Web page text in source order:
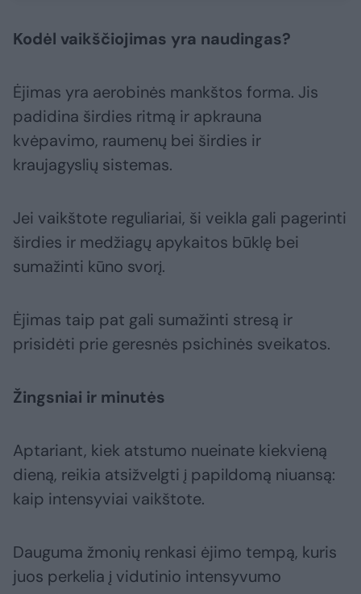
Kodėl vaikščiojimas yra naudingas?
Ėjimas yra aerobinės mankštos forma. Jis
padidina širdies ritmą ir apkrauna
kvėpavimo, raumenų bei širdies ir
kraujagyslių sistemas.
Jei vaikštote reguliariai, ši veikla gali pagerinti
širdies ir medžiagų apykaitos būklę bei
sumažinti kūno svorį.
Ėjimas taip pat gali sumažinti stresą ir
prisidėti prie geresnės psichinės sveikatos.
Žingsniai ir minutės
Aptariant, kiek atstumo nueinate kiekvieną
dieną, reikia atsižvelgti į papildomą niuansą:
kaip intensyviai vaikštote.
Dauguma žmonių renkasi ėjimo tempą, kuris
juos perkelia į vidutinio intensyvumo